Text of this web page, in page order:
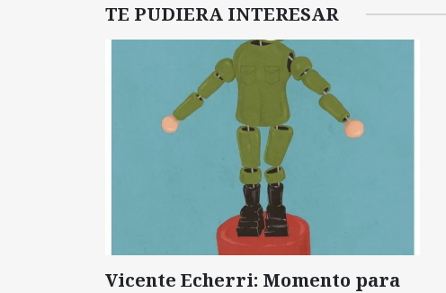
TE PUDIERA INTERESAR
Vicente Echerri: Momento para